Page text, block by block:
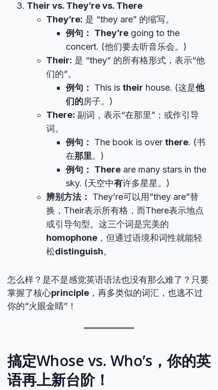
Their vs. They’re vs. There
They’re: 是 “they are” 的缩写。
例句：
They’re going to the
concert. (他们要去听音乐会。)
Their: 是 “they” 的所有格形式，表示“他
们的”。
例句：
This is their house. (这是他
们的房子。)
There: 副词，表示“在那里”；或作引导
词。
例句：
The book is over there. (书
在那里。)
例句：
There are many stars in the
sky. (天空中有许多星星。)
辨别方法：
They’re可以用”they are”替
换，Their表示所有格，而There表示地点
或引导句型。这三个词是完美的
homophone ，但通过语境和词性就能轻
松distinguish。
怎么样？是不是感觉英语语法也没有那么难了？只要
掌握了核心principle ，再多类似的词汇，也逃不过
你的“火眼金睛”！
搞定Whose vs. Who’s，你的英
语再上新台阶！